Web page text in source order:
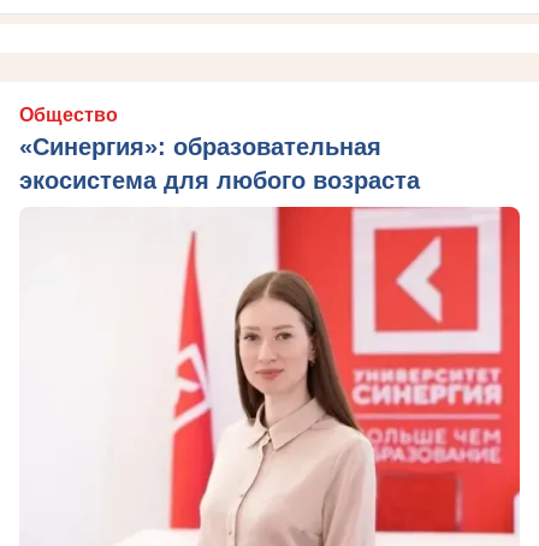
Общество
«Синергия»: образовательная
экосистема для любого возраста